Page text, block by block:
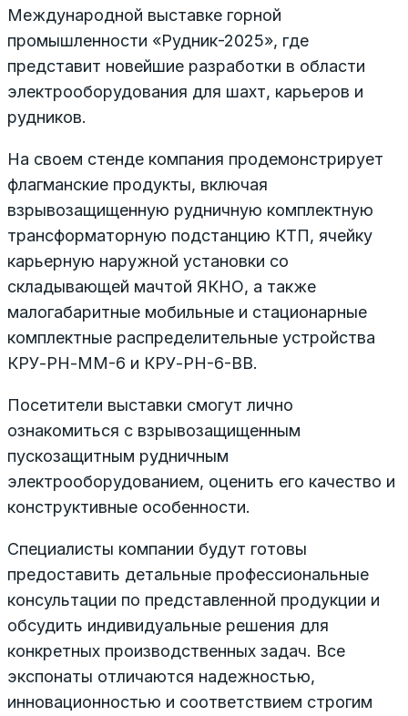
Международной выставке горной
промышленности «Рудник-2025», где
представит новейшие разработки в области
электрооборудования для шахт, карьеров и
рудников.
На своем стенде компания продемонстрирует
флагманские продукты, включая
взрывозащищенную рудничную комплектную
трансформаторную подстанцию КТП, ячейку
карьерную наружной установки со
складывающей мачтой ЯКНО, а также
малогабаритные мобильные и стационарные
комплектные распределительные устройства
КРУ-РН-ММ-6 и КРУ-РН-6-ВВ.
Посетители выставки смогут лично
ознакомиться с взрывозащищенным
пускозащитным рудничным
электрооборудованием, оценить его качество и
конструктивные особенности.
Специалисты компании будут готовы
предоставить детальные профессиональные
консультации по представленной продукции и
обсудить индивидуальные решения для
конкретных производственных задач. Все
экспонаты отличаются надежностью,
инновационностью и соответствием строгим